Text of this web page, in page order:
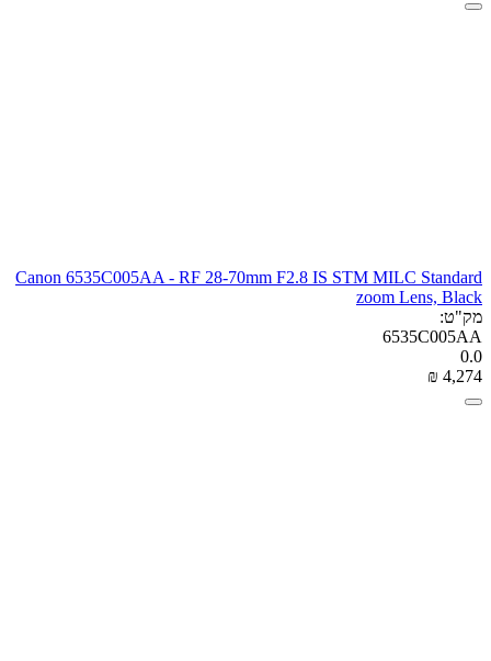
Canon 6535C005AA - RF 28-70mm F2.8 IS STM MILC Standard
zoom Lens, Black
מק"ט:
6535C005AA
0.0
₪ 4,274